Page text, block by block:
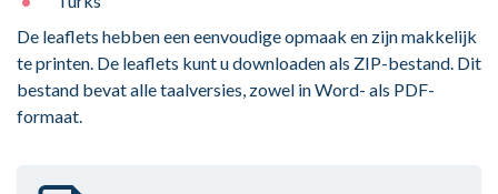
De leaflets hebben een eenvoudige opmaak en zijn makkelijk
te printen. De leaflets kunt u downloaden als ZIP-bestand. Dit
bestand bevat alle taalversies, zowel in Word- als PDF-
formaat.